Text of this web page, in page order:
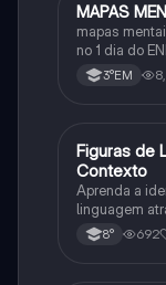
Português
MAPAS
mapas
no 1 dia do
3°EM
FPortuguês
Figuras de
Contexto
Aprenda a
linguagem
8° 692